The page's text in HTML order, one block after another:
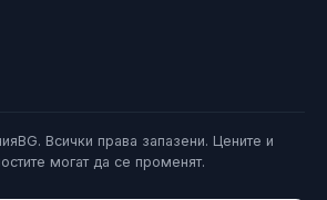
Всички права запазени. Цените и
могат да се променят.